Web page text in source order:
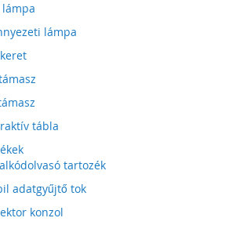
lámpa
lámpa
tábla
tartozék
adatgyűjtő tok
konzol